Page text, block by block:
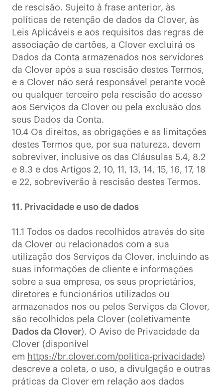
de rescisão. Sujeito à frase anterior, às
políticas de retenção de dados da Clover, às
Leis Aplicáveis e aos requisitos das regras de
associação de cartões, a Clover excluirá os
Dados da Conta armazenados nos servidores
da Clover após a sua rescisão destes Termos,
e a Clover não será responsável perante você
ou qualquer terceiro pela rescisão do acesso
aos Serviços da Clover ou pela exclusão dos
seus Dados da Conta.
10.4 Os direitos, as obrigações e as limitações
destes Termos que, por sua natureza, devem
sobreviver, inclusive os das Cláusulas 5.4, 8.2
e 8.3 e dos Artigos 2, 10, 11, 13, 14, 15, 16, 17, 18
e 22, sobreviverão à rescisão destes Termos.
11. Privacidade e uso de dados
11.1 Todos os dados recolhidos através do site
da Clover ou relacionados com a sua
utilização dos Serviços da Clover, incluindo as
suas informações de cliente e informações
sobre a sua empresa, os seus proprietários,
diretores e funcionários utilizados ou
armazenados nos ou pelos Serviços da Clover,
são recolhidos pela Clover (coletivamente
Dados da Clover). O Aviso de Privacidade da
Clover (disponível
em https://br.clover.com/politica-privacidade)
descreve a coleta, o uso, a divulgação e outras
práticas da Clover em relação aos dados